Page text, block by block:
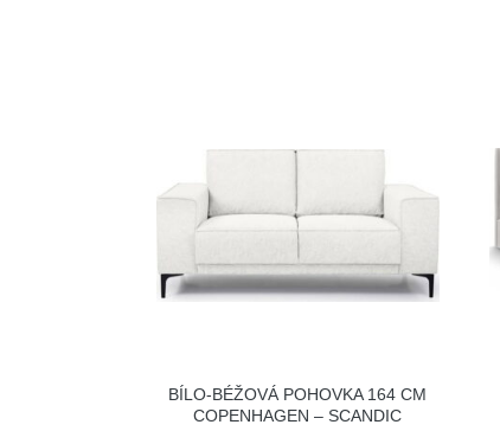
BÍLO-BÉŽOVÁ POHOVKA 164 CM
COPENHAGEN – SCANDIC